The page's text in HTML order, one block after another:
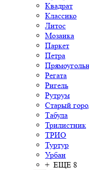
Квадрат
Классико
Литос
Мозаика
Паркет
Петра
Регата
Ригель
Рутрум
Старый
Табула
Трилистник
ТРИО
Туртур
Урбан
+ ЕЩЕ 8